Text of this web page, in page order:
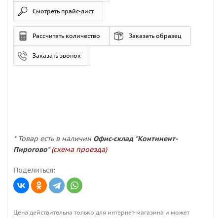
Смотреть прайс-лист
Рассчитать количество Заказать образец
Заказать звонок
* Товар есть в наличии Офис-склад "Континент-
Пирогово"(схема проезда)
Поделиться:
Цена действительна только для интернет-магазина и может